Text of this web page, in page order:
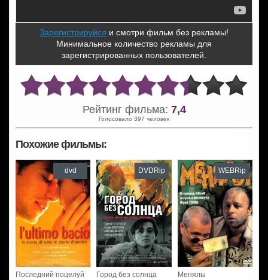
Зарегистрируйся и смотри фильм без рекламы!
Минимальное количество рекламы для
зарегистрированных пользователей.
Рейтинг фильма: 7,4
Голосовало 397 человек
Похожие фильмы:
Последний поцелуй
dvd
Город без солнца
DVDRip
Менялы
WEBRip